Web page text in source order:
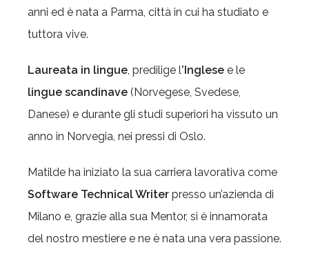
anni ed è nata a Parma, città in cui ha studiato e
tuttora vive.
Laureata in lingue, predilige l’Inglese e le
lingue scandinave (Norvegese, Svedese,
Danese) e durante gli studi superiori ha vissuto un
anno in Norvegia, nei pressi di Oslo.
Matilde ha iniziato la sua carriera lavorativa come
Software Technical Writer presso un’azienda di
Milano e, grazie alla sua Mentor, si è innamorata
del nostro mestiere e ne è nata una vera passione.